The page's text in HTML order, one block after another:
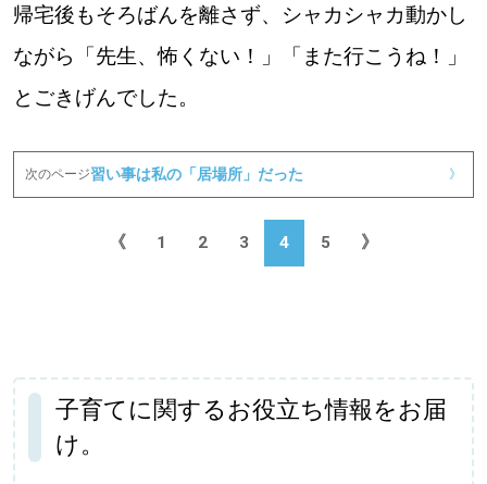
帰宅後もそろばんを離さず、シャカシャカ動かし
ながら「先生、怖くない！」「また行こうね！」
とごきげんでした。
次のページ習い事は私の「居場所」だった 》
《 1 2 3 4 5 》
子育てに関するお役立ち情報をお届
け。